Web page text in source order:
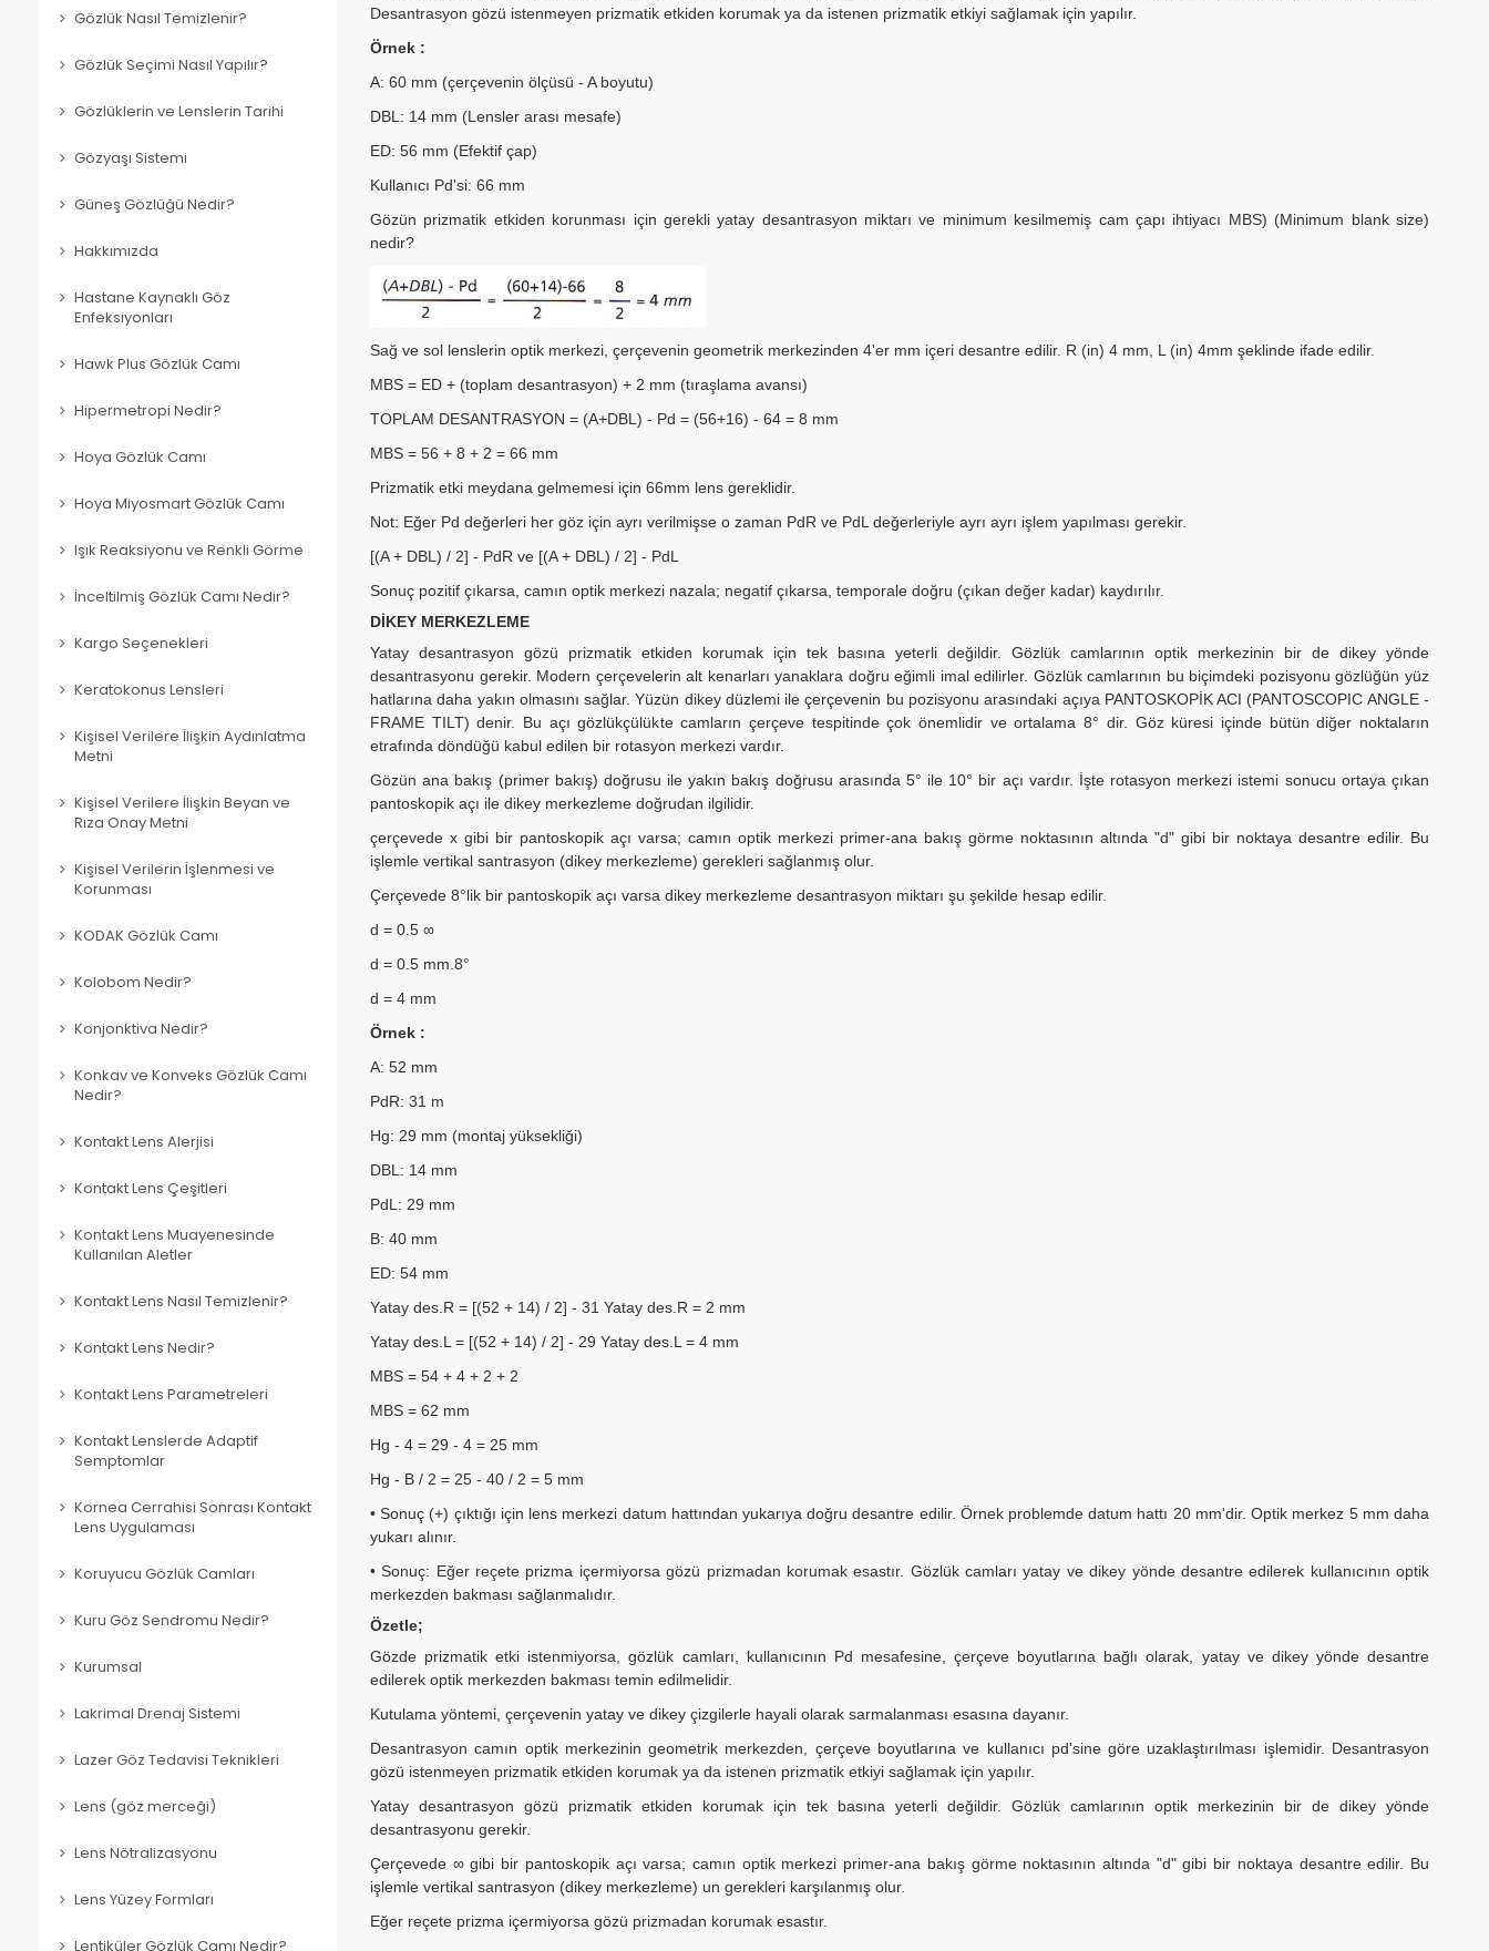
Gözlük Nasıl Temizlenir?
Gözlük Seçimi Nasıl Yapılır?
Gözlüklerin ve Lenslerin Tarihi
Gözyaşı Sistemi
Güneş Gözlüğü Nedir?
Hakkımızda
Hastane Kaynaklı Göz
Enfeksiyonları
Hawk Plus Gözlük Camı
Hipermetropi Nedir?
Hoya Gözlük Camı
Hoya Miyosmart Gözlük Camı
Işık Reaksiyonu ve Renkli Görme
İnceltilmiş Gözlük Camı Nedir?
Kargo Seçenekleri
Keratokonus Lensleri
Kişisel Verilere İlişkin Aydınlatma
Metni
Kişisel Verilere İlişkin Beyan ve
Rıza Onay Metni
Kişisel Verilerin İşlenmesi ve
Korunması
KODAK Gözlük Camı
Kolobom Nedir?
Konjonktiva Nedir?
Konkav ve Konveks Gözlük Camı
Nedir?
Kontakt Lens Alerjisi
Kontakt Lens Çeşitleri
Kontakt Lens Muayenesinde
Kullanılan Aletler
Kontakt Lens Nasıl Temizlenir?
Kontakt Lens Nedir?
Kontakt Lens Parametreleri
Kontakt Lenslerde Adaptif
Semptomlar
Kornea Cerrahisi Sonrası Kontakt
Lens Uygulaması
Koruyucu Gözlük Camları
Kuru Göz Sendromu Nedir?
Kurumsal
Lakrimal Drenaj Sistemi
Lazer Göz Tedavisi Teknikleri
Lens (göz merceği)
Lens Nötralizasyonu
Lens Yüzey Formları
Lentiküler Gözlük Camı Nedir?
Desantrasyon gözü istenmeyen prizmatik etkiden korumak ya da istenen prizmatik etkiyi sağlamak için yapılır.
Örnek :
A: 60 mm (çerçevenin ölçüsü - A boyutu)
DBL: 14 mm (Lensler arası mesafe)
ED: 56 mm (Efektif çap)
Kullanıcı Pd'si: 66 mm
Gözün prizmatik etkiden korunması için gerekli yatay desantrasyon miktarı ve minimum kesilmemiş cam çapı ihtiyacı MBS) (Minimum blank size)
nedir?
Sağ ve sol lenslerin optik merkezi, çerçevenin geometrik merkezinden 4'er mm içeri desantre edilir. R (in) 4 mm, L (in) 4mm şeklinde ifade edilir.
MBS = ED + (toplam desantrasyon) + 2 mm (tıraşlama avansı)
TOPLAM DESANTRASYON = (A+DBL) - Pd = (56+16) - 64 = 8 mm
MBS = 56 + 8 + 2 = 66 mm
Prizmatik etki meydana gelmemesi için 66mm lens gereklidir.
Not: Eğer Pd değerleri her göz için ayrı verilmişse o zaman PdR ve PdL değerleriyle ayrı ayrı işlem yapılması gerekir.
[(A + DBL) / 2] - PdR ve [(A + DBL) / 2] - PdL
Sonuç pozitif çıkarsa, camın optik merkezi nazala; negatif çıkarsa, temporale doğru (çıkan değer kadar) kaydırılır.
DİKEY MERKEZLEME
Yatay desantrasyon gözü prizmatik etkiden korumak için tek basına yeterli değildir. Gözlük camlarının optik merkezinin bir de dikey yönde
desantrasyonu gerekir. Modern çerçevelerin alt kenarları yanaklara doğru eğimli imal edilirler. Gözlük camlarının bu biçimdeki pozisyonu gözlüğün yüz
hatlarına daha yakın olmasını sağlar. Yüzün dikey düzlemi ile çerçevenin bu pozisyonu arasındaki açıya PANTOSKOPİK ACI (PANTOSCOPIC ANGLE -
FRAME TILT) denir. Bu açı gözlükçülükte camların çerçeve tespitinde çok önemlidir ve ortalama 8° dir. Göz küresi içinde bütün diğer noktaların
etrafında döndüğü kabul edilen bir rotasyon merkezi vardır.
Gözün ana bakış (primer bakış) doğrusu ile yakın bakış doğrusu arasında 5° ile 10° bir açı vardır. İşte rotasyon merkezi istemi sonucu ortaya çıkan
pantoskopik açı ile dikey merkezleme doğrudan ilgilidir.
çerçevede x gibi bir pantoskopik açı varsa; camın optik merkezi primer-ana bakış görme noktasının altında "d" gibi bir noktaya desantre edilir. Bu
işlemle vertikal santrasyon (dikey merkezleme) gerekleri sağlanmış olur.
Çerçevede 8°lik bir pantoskopik açı varsa dikey merkezleme desantrasyon miktarı şu şekilde hesap edilir.
d = 0.5 ∞
d = 0.5 mm.8°
d = 4 mm
Örnek :
A: 52 mm
PdR: 31 m
Hg: 29 mm (montaj yüksekliği)
DBL: 14 mm
PdL: 29 mm
B: 40 mm
ED: 54 mm
Yatay des.R = [(52 + 14) / 2] - 31 Yatay des.R = 2 mm
Yatay des.L = [(52 + 14) / 2] - 29 Yatay des.L = 4 mm
MBS = 54 + 4 + 2 + 2
MBS = 62 mm
Hg - 4 = 29 - 4 = 25 mm
Hg - B / 2 = 25 - 40 / 2 = 5 mm
• Sonuç (+) çıktığı için lens merkezi datum hattından yukarıya doğru desantre edilir. Örnek problemde datum hattı 20 mm'dir. Optik merkez 5 mm daha
yukarı alınır.
• Sonuç: Eğer reçete prizma içermiyorsa gözü prizmadan korumak esastır. Gözlük camları yatay ve dikey yönde desantre edilerek kullanıcının optik
merkezden bakması sağlanmalıdır.
Özetle;
Gözde prizmatik etki istenmiyorsa, gözlük camları, kullanıcının Pd mesafesine, çerçeve boyutlarına bağlı olarak, yatay ve dikey yönde desantre
edilerek optik merkezden bakması temin edilmelidir.
Kutulama yöntemi, çerçevenin yatay ve dikey çizgilerle hayali olarak sarmalanması esasına dayanır.
Desantrasyon camın optik merkezinin geometrik merkezden, çerçeve boyutlarına ve kullanıcı pd'sine göre uzaklaştırılması işlemidir. Desantrasyon
gözü istenmeyen prizmatik etkiden korumak ya da istenen prizmatik etkiyi sağlamak için yapılır.
Yatay desantrasyon gözü prizmatik etkiden korumak için tek basına yeterli değildir. Gözlük camlarının optik merkezinin bir de dikey yönde
desantrasyonu gerekir.
Çerçevede ∞ gibi bir pantoskopik açı varsa; camın optik merkezi primer-ana bakış görme noktasının altında "d" gibi bir noktaya desantre edilir. Bu
işlemle vertikal santrasyon (dikey merkezleme) un gerekleri karşılanmış olur.
Eğer reçete prizma içermiyorsa gözü prizmadan korumak esastır.